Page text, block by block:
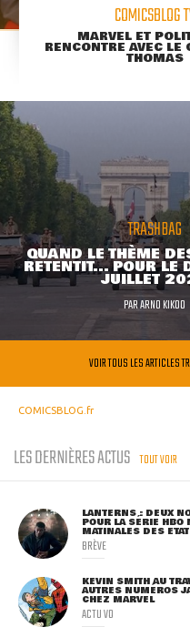
COMICSBLOG
MARVEL ET
RENCONTRE AVEC LE
THOMAS
TRASHBAG
QUAND LE THÈME
RETENTIT... POUR LE
JUILLET
PARARNO KIKOO
VOIR TOUS LES ARTICLES
COMICSBLOG.fr
LES DERNIÈRES ACTUS TOUT VOIR
LANTERNS : DEUX
POUR LA SÉRIE HBO
MATINALES DES
BRÈVE
KEVIN SMITH AU
AUTRES NUMÉROS
CHEZ MARVEL
ACTU VO